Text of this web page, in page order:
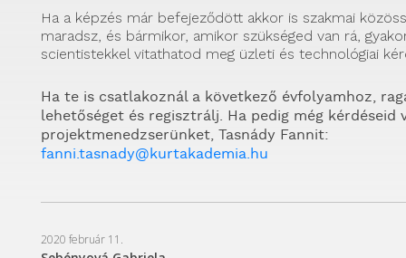
Ha a képzés már befejeződött akkor is szakmai
maradsz, és bármikor, amikor szükséged van rá,
scientistekkel vitathatod meg üzleti és technológiai
Ha te is csatlakoznál a következő évfolyamhoz,
lehetőséget és regisztrálj. Ha pedig még kérdéseid
projektmenedzserünket, Tasnády Fannit:
fanni.tasnady@kurtakademia.hu
2020 február 11.